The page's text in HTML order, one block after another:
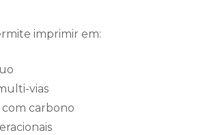
imprimir em:
vias
carbono